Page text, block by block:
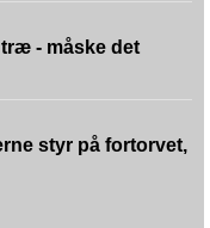
- måske det
styr på fortorvet,